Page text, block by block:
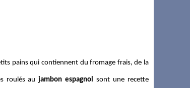
pains qui contiennent du fromage frais, de la
roulés au jambon espagnol sont une recette